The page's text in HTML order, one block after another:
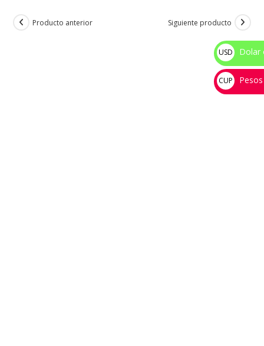
Producto anterior Siguiente producto
USD
$
Dolar
CUP
💰
Pesos